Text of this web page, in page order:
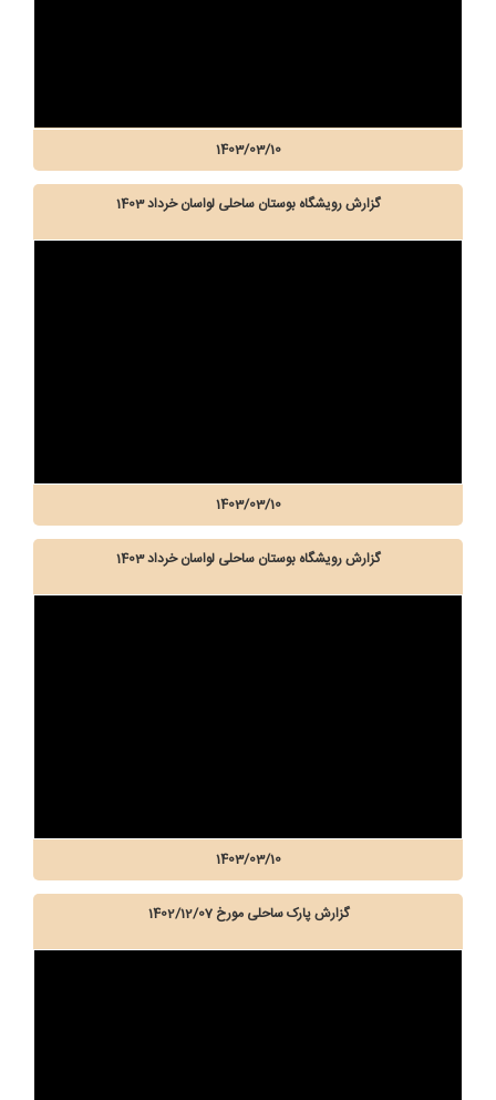
1403/03/10
گزارش رویشگاه بوستان ساحلی لواسان خرداد 1403
1403/03/10
گزارش رویشگاه بوستان ساحلی لواسان خرداد 1403
1403/03/10
گزارش پارک ساحلی مورخ 1402/12/07